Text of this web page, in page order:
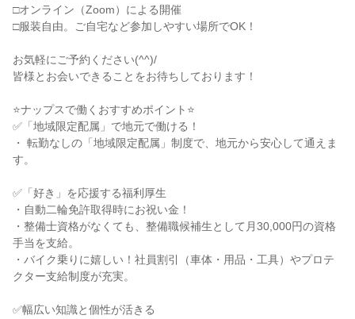
□オンライン（Zoom）による開催
□服装自由。ご自宅など参加しやすい場所でOK！
お気軽にご予約ください(^^)/
皆様とお会いできることをお待ちしております！
⭐ナップスで働くおすすめポイント⭐
✅「地域限定配属」で地元で働ける！
・ 転勤なしの「地域限定配属」制度で、地元から安心して通えま
す。
✅「好き」を応援する福利厚生
・自動二輪免許取得時にお祝い金！
・整備士資格がなくても、整備職候補生として月30,000円の資格
手当を支給。
・バイク乗りに嬉しい！社員割引（車体・用品・工具）やプロテ
クター支給制度が充実。
✅幅広い知識と個性が活きる